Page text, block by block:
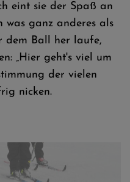
eint sie der Spaß an
was ganz anderes als
dem Ball her laufe,
„Hier geht's viel um
der vielen
nicken.